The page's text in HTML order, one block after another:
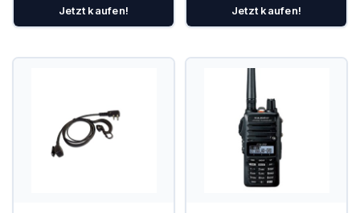
Jetzt kaufen! Jetzt kaufen!